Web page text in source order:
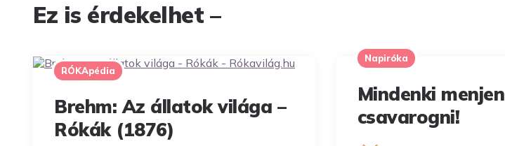
Ez is érdekelhet –
RÓKApédia
Brehm: Az állatok világa –
Rókák (1876)
Napiróka
Mindenki menjen
csavarogni!